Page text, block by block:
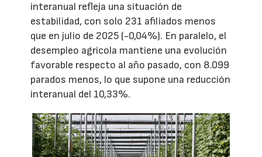
interanual refleja una situación de
estabilidad, con solo 231 afiliados menos
que en julio de 2025 (-0,04%). En paralelo, el
desempleo agrícola mantiene una evolución
favorable respecto al año pasado, con 8.099
parados menos, lo que supone una reducción
interanual del 10,33%.